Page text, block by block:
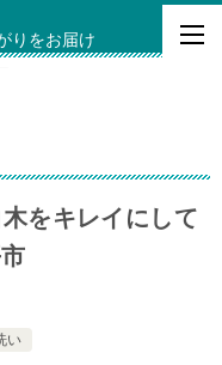
りをお届け
をキレイにして
い